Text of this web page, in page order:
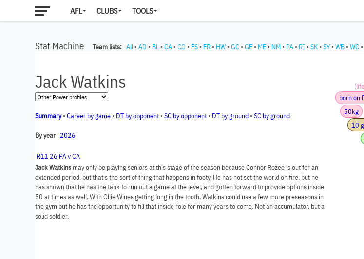
AFL CLUBS TOOLS
Stat Machine Team lists: All • AD • BL • CA • CO • ES • FR • HW • GC • GE • ME • NM • PA • RI • SK • SY• WB • WC •